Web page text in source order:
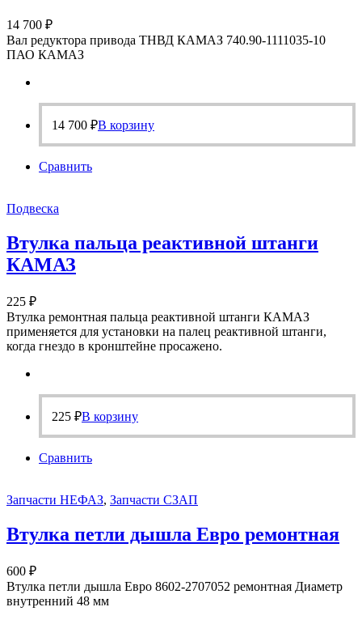
14 700 ₽
Вал редуктора привода ТНВД КАМАЗ 740.90-1111035-10
ПАО КАМАЗ
14 700 ₽В корзину
Сравнить
Подвеска
Втулка пальца реактивной штанги
КАМАЗ
225 ₽
Втулка ремонтная пальца реактивной штанги КАМАЗ
применяется для установки на палец реактивной штанги,
когда гнездо в кронштейне просажено.
225 ₽В корзину
Сравнить
Запчасти НЕФАЗ, Запчасти СЗАП
Втулка петли дышла Евро ремонтная
600 ₽
Втулка петли дышла Евро 8602-2707052 ремонтная Диаметр
внутренний 48 мм